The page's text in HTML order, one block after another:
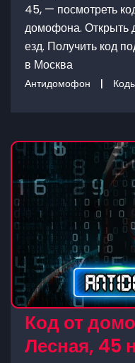
45, — посмотреть
домофона. Открыть
езд. Получить код
в Москва
Антидомофон |
Код от
Лесная, 45